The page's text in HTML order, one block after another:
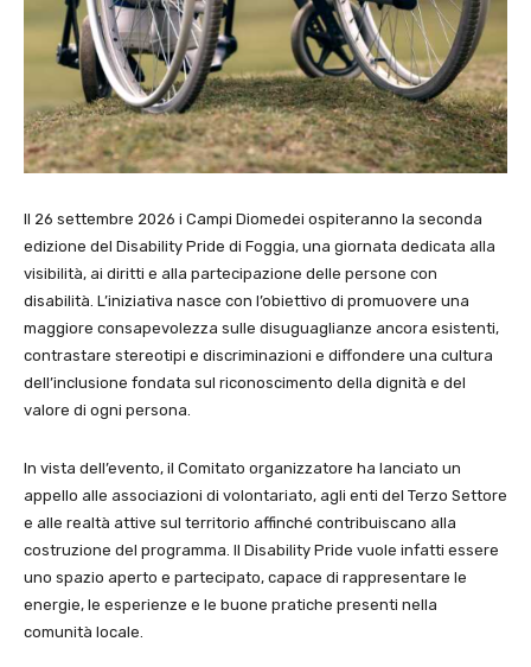
Il 26 settembre 2026 i Campi Diomedei ospiteranno la seconda
edizione del Disability Pride di Foggia, una giornata dedicata alla
visibilità, ai diritti e alla partecipazione delle persone con
disabilità. L’iniziativa nasce con l’obiettivo di promuovere una
maggiore consapevolezza sulle disuguaglianze ancora esistenti,
contrastare stereotipi e discriminazioni e diffondere una cultura
dell’inclusione fondata sul riconoscimento della dignità e del
valore di ogni persona.
In vista dell’evento, il Comitato organizzatore ha lanciato un
appello alle associazioni di volontariato, agli enti del Terzo Settore
e alle realtà attive sul territorio affinché contribuiscano alla
costruzione del programma. Il Disability Pride vuole infatti essere
uno spazio aperto e partecipato, capace di rappresentare le
energie, le esperienze e le buone pratiche presenti nella
comunità locale.